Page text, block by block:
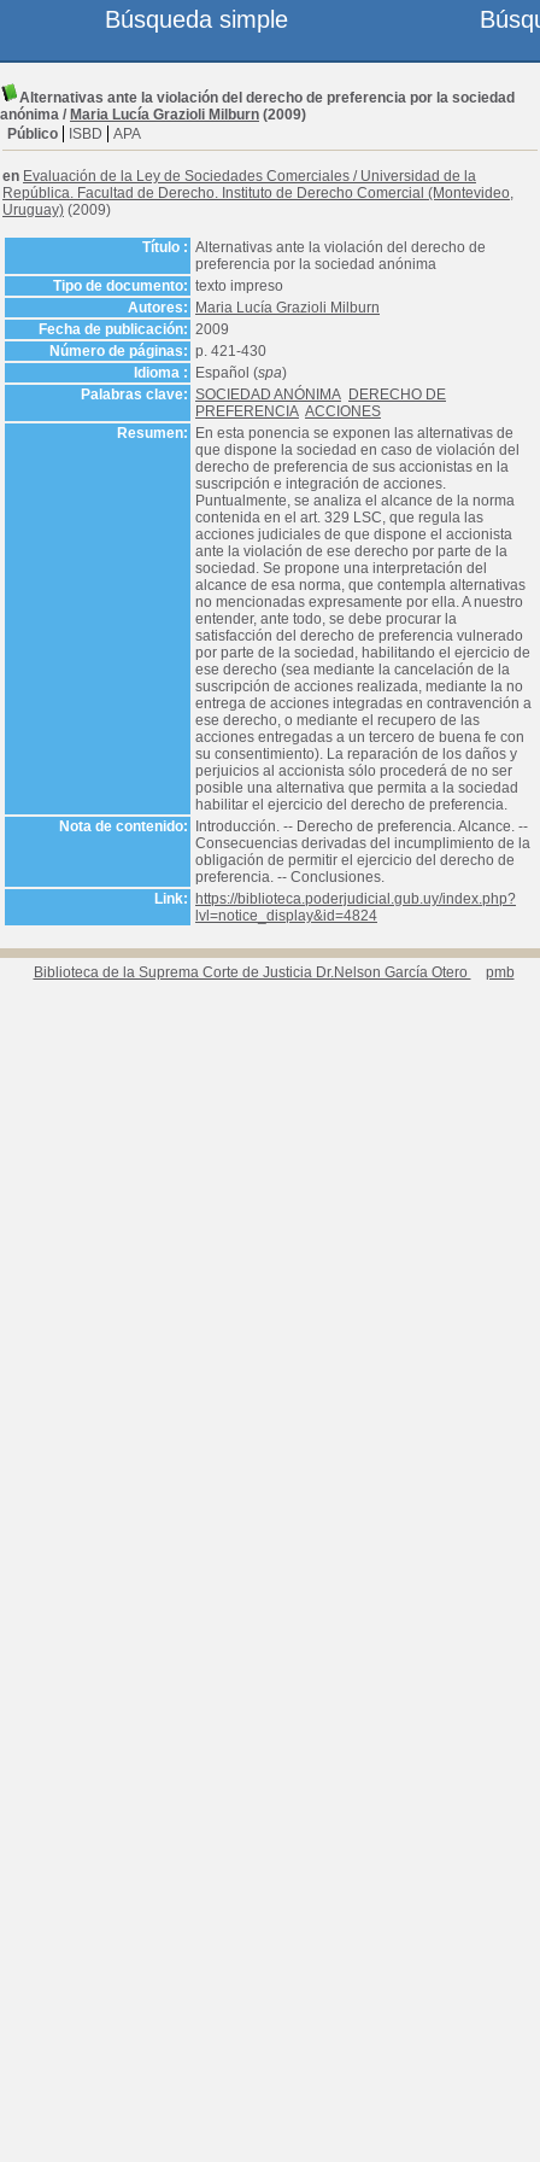
Alternativas ante la violación del derecho de preferencia por la sociedad
anónima / Maria Lucía Grazioli Milburn (2009)
Público
ISBD APA
en Evaluación de la Ley de Sociedades Comerciales / Universidad de la
República. Facultad de Derecho. Instituto de Derecho Comercial (Montevideo,
Uruguay) (2009)
Título : Alternativas ante la violación del derecho de
preferencia por la sociedad anónima
Tipo de documento: texto impreso
Autores:
Maria Lucía Grazioli Milburn
Fecha de publicación: 2009
Número de páginas: p. 421-430
Idioma :
Español (spa)
Palabras clave: SOCIEDAD ANÓNIMA DERECHO DE
PREFERENCIA ACCIONES
Resumen:
En esta ponencia se exponen las alternativas de
que dispone la sociedad en caso de violación del
derecho de preferencia de sus accionistas en la
suscripción e integración de acciones.
Puntualmente, se analiza el alcance de la norma
contenida en el art. 329 LSC, que regula las
acciones judiciales de que dispone el accionista
ante la violación de ese derecho por parte de la
sociedad. Se propone una interpretación del
alcance de esa norma, que contempla alternativas
no mencionadas expresamente por ella. A nuestro
entender, ante todo, se debe procurar la
satisfacción del derecho de preferencia vulnerado
por parte de la sociedad, habilitando el ejercicio de
ese derecho (sea mediante la cancelación de la
suscripción de acciones realizada, mediante la no
entrega de acciones integradas en contravención a
ese derecho, o mediante el recupero de las
acciones entregadas a un tercero de buena fe con
su consentimiento). La reparación de los daños y
perjuicios al accionista sólo procederá de no ser
posible una alternativa que permita a la sociedad
habilitar el ejercicio del derecho de preferencia.
Nota de contenido:
Introducción. -- Derecho de preferencia. Alcance. --
Consecuencias derivadas del incumplimiento de la
obligación de permitir el ejercicio del derecho de
preferencia. -- Conclusiones.
Link:
https://biblioteca.poderjudicial.gub.uy/index.php?
lvl=notice_display&id=4824
Biblioteca de la Suprema Corte de Justicia Dr.Nelson García Otero pmb
Búsqueda simple